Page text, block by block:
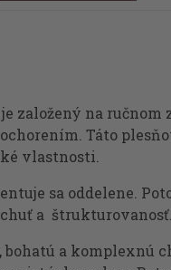
je založený na ručnom
Táto
vlastnosti.
sa oddelene.
a štrukturovanosť.
a komplexnú